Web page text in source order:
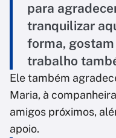
para
tranquilizar
forma,
trabalho
Ele também
Maria, à
amigos próximos,
apoio.